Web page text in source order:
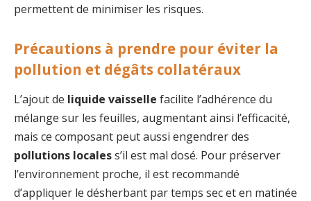
permettent de minimiser les risques.
Précautions à prendre pour éviter la
pollution et dégâts collatéraux
L’ajout de liquide vaisselle facilite l’adhérence du
mélange sur les feuilles, augmentant ainsi l’efficacité,
mais ce composant peut aussi engendrer des
pollutions localess’il est mal dosé. Pour préserver
l’environnement proche, il est recommandé
d’appliquer le désherbant par temps sec et en matinée